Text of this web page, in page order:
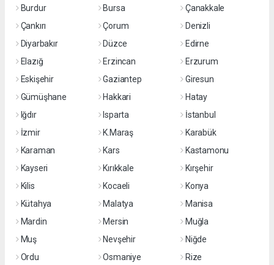
Burdur
Bursa
Çanakkale
Çankırı
Çorum
Denizli
Diyarbakır
Düzce
Edirne
Elazığ
Erzincan
Erzurum
Eskişehir
Gaziantep
Giresun
Gümüşhane
Hakkari
Hatay
Iğdır
Isparta
İstanbul
İzmir
K.Maraş
Karabük
Karaman
Kars
Kastamonu
Kayseri
Kırıkkale
Kırşehir
Kilis
Kocaeli
Konya
Kütahya
Malatya
Manisa
Mardin
Mersin
Muğla
Muş
Nevşehir
Niğde
Ordu
Osmaniye Rize